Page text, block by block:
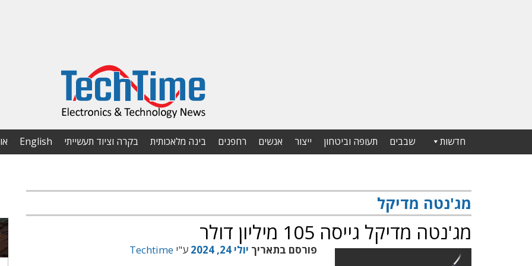
חדשות שבבים תעופה וביטחון ייצור אנשים רחפנים בינה מלאכותית בקרה וציוד תעשייתי English
מג'נטה מדיקל
מג'נטה מדיקל גייסה 105 מיליון דולר
פורסם בתאריך יולי 24, 2024 ע"י Techtime